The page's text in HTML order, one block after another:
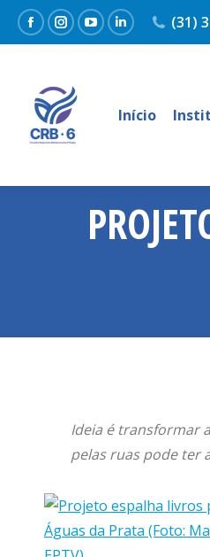
FacebookInstagram
YouTubeLinkedin
(31)
Início
Ideia é transformar
pelas ruas pode ter